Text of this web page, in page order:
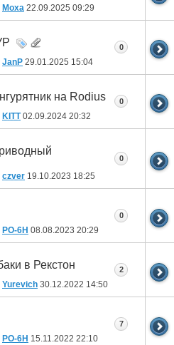
Moxa 22.09.2025 09:29
JanP 29.01.2025 15:04
0
на Rodius
KITT02.09.2024 20:32
0
czver 19.10.2023 18:25
0
РО-6Н 08.08.2023 20:29
0
в Рекстон
Yurevich 30.12.2022 14:50
2
РО-6Н 15.11.2022 22:10
7